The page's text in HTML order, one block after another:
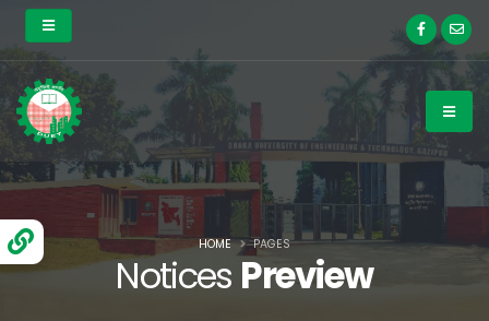
Notices Preview
HOME PAGES